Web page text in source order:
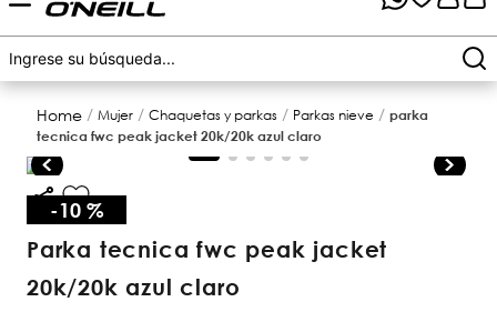
mujer chaquetas y parkas parkas nieve
parka
tecnica fwc peak jacket 20k/20k azul claro
-10 %
parka tecnica fwc peak jacket
20k/20k azul claro